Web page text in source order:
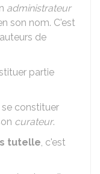
administrateur
son nom. C'est
de
partie
constituer
curateur.
tutelle, c'est